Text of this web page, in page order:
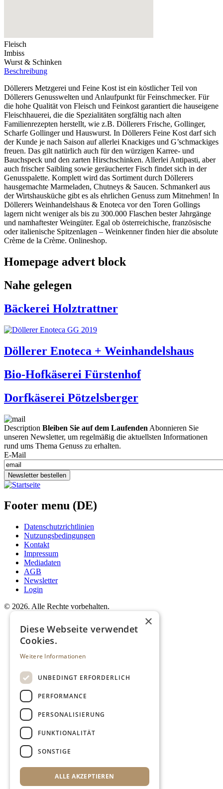
Fleisch
Imbiss
Wurst & Schinken
Beschreibung
Döllerers Metzgerei und Feine Kost ist ein köstlicher Teil von
Döllerers Genusswelten und Anlaufpunkt für Feinschmecker. Für
die hohe Qualität von Fleisch und Feinkost garantiert die hauseigene
Fleischhauerei, die die Spezialitäten sorgfältig nach alten
Familienrezepten herstellt, wie z.B. Döllerers Frische, Gollinger,
Scharfe Gollinger und Hauswurst. In Döllerers Feine Kost darf sich
der Kunde je nach Saison auf allerlei Knackiges und G’schmackiges
freuen. Das gilt natürlich auch für den würzigen Karree- und
Bauchspeck und den zarten Hirschschinken. Allerlei Antipasti, aber
auch frischer Saibling sowie geräucherter Fisch findet sich in der
Genusspalette. Komplett wird das Sortiment durch Döllerers
hausgemachte Marmeladen, Chutneys & Saucen. Schmankerl aus
der Wirtshausküche gibt es als ehrlichen Genuss zum Mitnehmen! In
Döllerers Weinhandelshaus & Enoteca vor den Toren Gollings
lagern nicht weniger als bis zu 300.000 Flaschen bester Jahrgänge
und namhaftester Weingüter. Egal ob österreichische, französische
oder italienische Spitzenlagen – Weinkenner finden hier die absolute
Crème de la Crème. Onlineshop.
Homepage advert block
Nahe gelegen
Bäckerei Holztrattner
Döllerer Enoteca + Weinhandelshaus
Bio-Hofkäserei Fürstenhof
Dorfkäserei Pötzelsberger
Description Bleiben Sie auf dem Laufenden Abonnieren Sie
unseren Newsletter, um regelmäßig die aktuellsten Informationen
rund ums Thema Genuss zu erhalten.
E-Mail
Newsletter bestellen
Footer menu (DE)
Datenschutzrichtlinien
Nutzungsbedingungen
Kontakt
Impressum
Mediadaten
AGB
Newsletter
Login
© 2026. Alle Rechte vorbehalten.
×
Diese Webseite verwendet
Cookies.
Weitere Informationen
UNBEDINGT ERFORDERLICH
PERFORMANCE
PERSONALISIERUNG
FUNKTIONALITÄT
SONSTIGE
ALLE AKZEPTIEREN